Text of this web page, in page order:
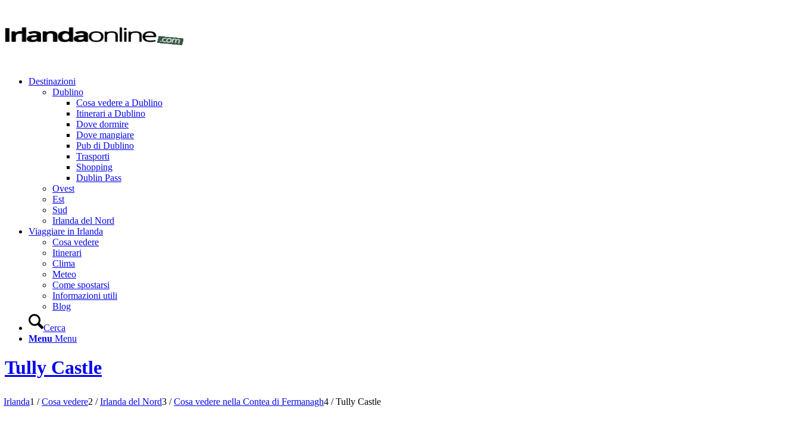
Destinazioni
Dublino
Cosa vedere a Dublino
Itinerari a Dublino
Dove dormire
Dove mangiare
Pub di Dublino
Trasporti
Shopping
Dublin Pass
Ovest
Est
Sud
Irlanda del Nord
Viaggiare in Irlanda
Cosa vedere
Itinerari
Clima
Meteo
Come spostarsi
Informazioni utili
Blog
Cerca
Menu Menu
Tully Castle
Irlanda1 / Cosa vedere2 / Irlanda del Nord3 / Cosa vedere nella Contea di Fermanagh4 / Tully Castle